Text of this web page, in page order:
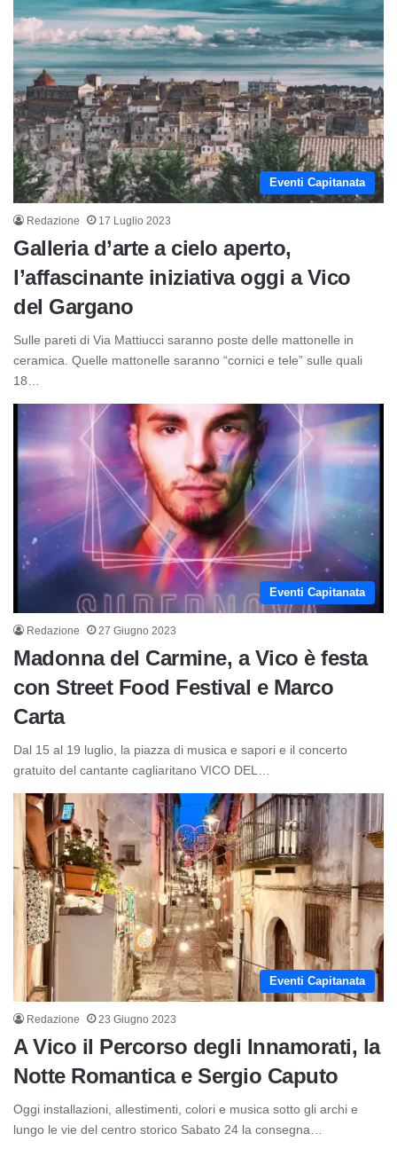
Eventi Capitanata
Redazione 17 Luglio 2023
Galleria d’arte a cielo aperto,
l’affascinante iniziativa oggi a Vico
del Gargano
Sulle pareti di Via Mattiucci saranno poste delle mattonelle in
ceramica. Quelle mattonelle saranno “cornici e tele” sulle quali
18…
Eventi Capitanata
Redazione 27 Giugno 2023
Madonna del Carmine, a Vico è festa
con Street Food Festival e Marco
Carta
Dal 15 al 19 luglio, la piazza di musica e sapori e il concerto
gratuito del cantante cagliaritano VICO DEL…
Eventi Capitanata
Redazione 23 Giugno 2023
A Vico il Percorso degli Innamorati, la
Notte Romantica e Sergio Caputo
Oggi installazioni, allestimenti, colori e musica sotto gli archi e
lungo le vie del centro storico Sabato 24 la consegna…